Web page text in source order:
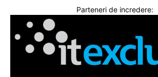
Parteneri de incredere: